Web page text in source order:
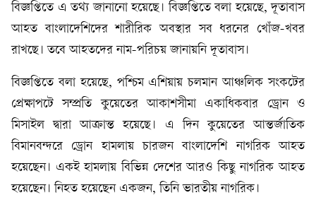
বিজ্ঞপ্তিতে এ তথ্য জানানো হয়েছে। বিজ্ঞপ্তিতে বলা হয়েছে, দূতাবাস
আহত বাংলাদেশিদের শারীরিক অবস্থার সব ধরনের খোঁজ-খবর
রাখছে। তবে আহতদের নাম-পরিচয় জানায়নি দূতাবাস।
বিজ্ঞপ্তিতে বলা হয়েছে, পশ্চিম এশিয়ায় চলমান আঞ্চলিক সংকটের
প্রেক্ষাপটে সম্প্রতি কুয়েতের আকাশসীমা একাধিকবার ড্রোন ও
মিসাইল দ্বারা আক্রান্ত হয়েছে। এ দিন কুয়েতের আন্তর্জাতিক
বিমানবন্দরে ড্রোন হামলায় চারজন বাংলাদেশি নাগরিক আহত
হয়েছেন। একই হামলায় বিভিন্ন দেশের আরও কিছু নাগরিক আহত
হয়েছেন। নিহত হয়েছেন একজন, তিনি ভারতীয় নাগরিক।